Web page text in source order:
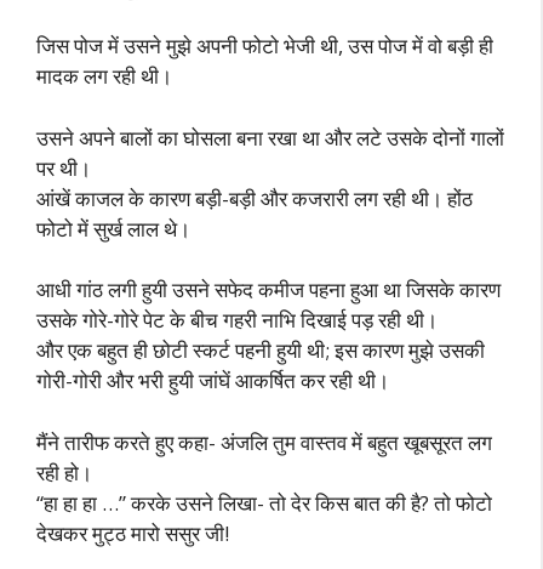
जिस पोज में उसने मुझे अपनी फोटो भेजी थी, उस पोज में वो बड़ी ही
मादक लग रही थी।
उसने अपने बालों का घोसला बना रखा था और लटे उसके दोनों गालों
पर थी।
आंखें काजल के कारण बड़ी-बड़ी और कजरारी लग रही थी। होंठ
फोटो में सुर्ख लाल थे।
आधी गांठ लगी हुयी उसने सफेद कमीज पहना हुआ था जिसके कारण
उसके गोरे-गोरे पेट के बीच गहरी नाभि दिखाई पड़ रही थी।
और एक बहुत ही छोटी स्कर्ट पहनी हुयी थी; इस कारण मुझे उसकी
गोरी-गोरी और भरी हुयी जांघें आकर्षित कर रही थी।
मैंने तारीफ करते हुए कहा- अंजलि तुम वास्तव में बहुत खूबसूरत लग
रही हो।
“हा हा हा …” करके उसने लिखा- तो देर किस बात की है? तो फोटो
देखकर मुट्ठ मारो ससुर जी!